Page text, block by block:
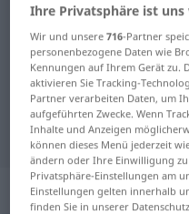
Tschechisch-
Tschechisch-
für "chatrnost"
"chatrnost"
„chatrnost“
Ihre Privatsphäre ist
Wir und unsere716-Partner
personenbezogene Daten wie
Kennungen auf Ihrem Gerät zu.
aktivieren Sie Tracking-
Partner verarbeiten Daten, um
aufgeführten Zwecke. Wenn
Inhalte und Anzeigen
können dieses Menü jederzeit
ändern oder Ihre Einwilligung
Privatsphäre-Einstellungen am
Einstellungen gelten innerhalb
finden Sie in unserer